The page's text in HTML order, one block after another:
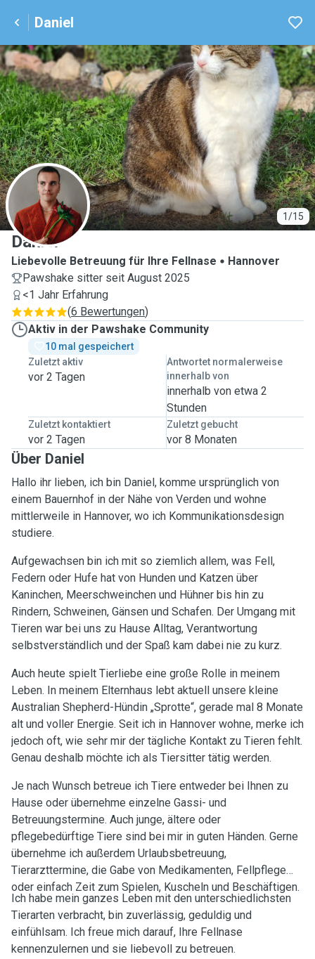
Daniel
1/15
D
Daniel
Liebevolle Betreuung für Ihre Fellnase
Hannover
Pawshake sitter seit August 2025
<1 Jahr Erfahrung
(6 Bewertungen)
Aktiv in der Pawshake Community
10 mal gespeichert
Zuletzt aktiv
vor 2 Tagen
Antwortet normalerweise
innerhalb von
innerhalb von etwa 2
Stunden
Zuletzt kontaktiert
vor 2 Tagen
Zuletzt gebucht
vor 8 Monaten
Über Daniel
Hallo ihr lieben, ich bin Daniel, komme ursprünglich von
einem Bauernhof in der Nähe von Verden und wohne
mittlerweile in Hannover, wo ich Kommunikationsdesign
studiere.
Aufgewachsen bin ich mit so ziemlich allem, was Fell,
Federn oder Hufe hat von Hunden und Katzen über
Kaninchen, Meerschweinchen und Hühner bis hin zu
Rindern, Schweinen, Gänsen und Schafen. Der Umgang mit
Tieren war bei uns zu Hause Alltag, Verantwortung
selbstverständlich und der Spaß kam dabei nie zu kurz.
Auch heute spielt Tierliebe eine große Rolle in meinem
Leben. In meinem Elternhaus lebt aktuell unsere kleine
Australian Shepherd-Hündin „Sprotte“, gerade mal 8 Monate
alt und voller Energie. Seit ich in Hannover wohne, merke ich
jedoch oft, wie sehr mir der tägliche Kontakt zu Tieren fehlt.
Genau deshalb möchte ich als Tiersitter tätig werden.
Je nach Wunsch betreue ich Tiere entweder bei Ihnen zu
Hause oder übernehme einzelne Gassi- und
Betreuungstermine. Auch junge, ältere oder
pflegebedürftige Tiere sind bei mir in guten Händen. Gerne
übernehme ich außerdem Urlaubsbetreuung,
Tierarzttermine, die Gabe von Medikamenten, Fellpflege
oder einfach Zeit zum Spielen, Kuscheln und Beschäftigen.
Ich habe mein ganzes Leben mit den unterschiedlichsten
Tierarten verbracht, bin zuverlässig, geduldig und
einfühlsam. Ich freue mich darauf, Ihre Fellnase
kennenzulernen und sie liebevoll zu betreuen.